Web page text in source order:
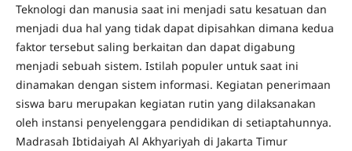
Teknologi dan manusia saat ini menjadi satu kesatuan dan
menjadi dua hal yang tidak dapat dipisahkan dimana kedua
faktor tersebut saling berkaitan dan dapat digabung
menjadi sebuah sistem. Istilah populer untuk saat ini
dinamakan dengan sistem informasi. Kegiatan penerimaan
siswa baru merupakan kegiatan rutin yang dilaksanakan
oleh instansi penyelenggara pendidikan di setiaptahunnya.
Madrasah Ibtidaiyah Al Akhyariyah di Jakarta Timur